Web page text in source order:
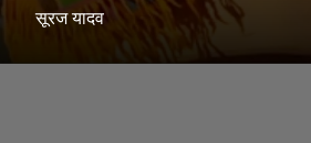
सूरज यादव